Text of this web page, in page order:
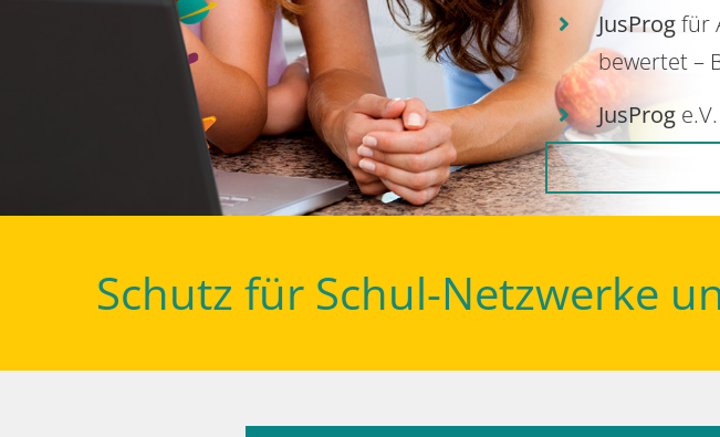
JusProgfür
bewertet –
JusProg
Schutz für Schul-Netzwerke